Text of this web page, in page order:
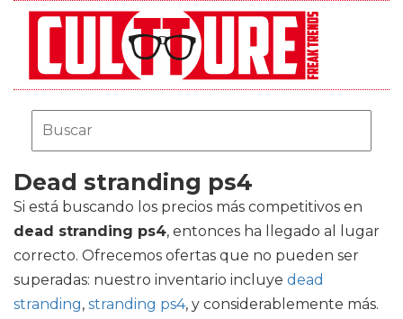
Dead stranding ps4
Si está buscando los precios más competitivos en
dead stranding ps4, entonces ha llegado al lugar
correcto. Ofrecemos ofertas que no pueden ser
superadas: nuestro inventario incluye dead
stranding, stranding ps4, y considerablemente más.